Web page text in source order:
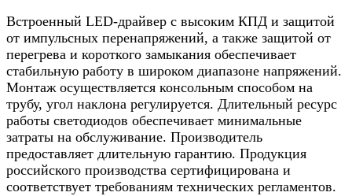
Встроенный LED-драйвер с высоким КПД и защитой
от импульсных перенапряжений, а также защитой от
перегрева и короткого замыкания обеспечивает
стабильную работу в широком диапазоне напряжений.
Монтаж осуществляется консольным способом на
трубу, угол наклона регулируется. Длительный ресурс
работы светодиодов обеспечивает минимальные
затраты на обслуживание. Производитель
предоставляет длительную гарантию. Продукция
российского производства сертифицирована и
соответствует требованиям технических регламентов.